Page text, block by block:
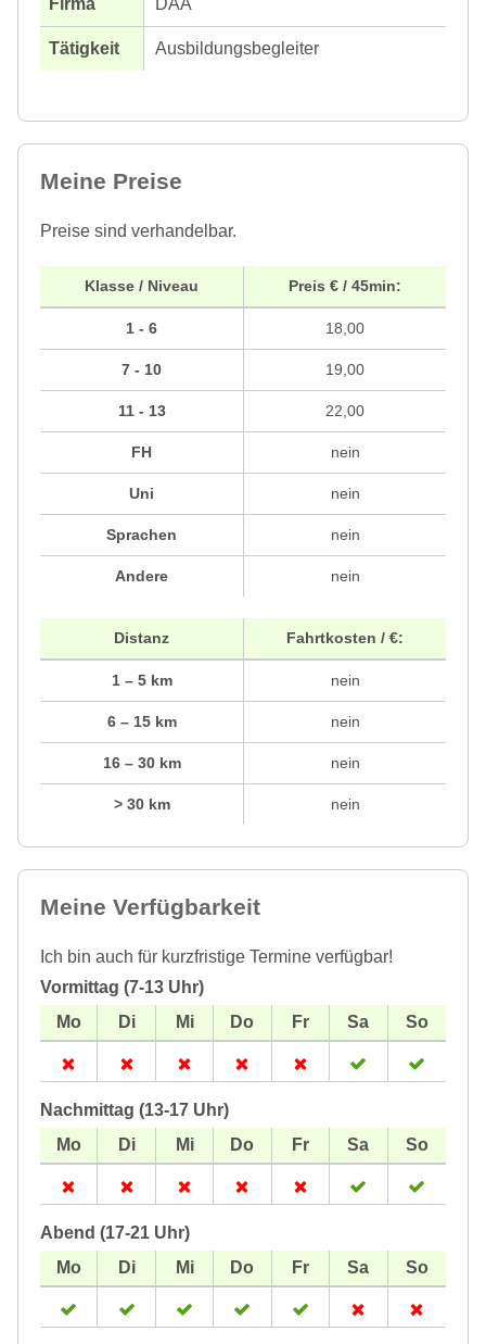
Ausbildungsbegleiter
Meine Preise
Preise sind verhandelbar.
Klasse / Niveau
1 - 6
7 - 10
11 - 13
FH
Uni
Sprachen
Andere
Preis € / 45min:
18,00
19,00
22,00
nein
nein
nein
nein
Distanz
1 – 5 km
6 – 15 km
16 – 30 km
> 30 km
Fahrtkosten / €:
nein
nein
nein
nein
Meine Verfügbarkeit
Ich bin auch für kurzfristige Termine verfügbar!
Vormittag (7-13 Uhr)
Nachmittag (13-17 Uhr)
Abend (17-21 Uhr)